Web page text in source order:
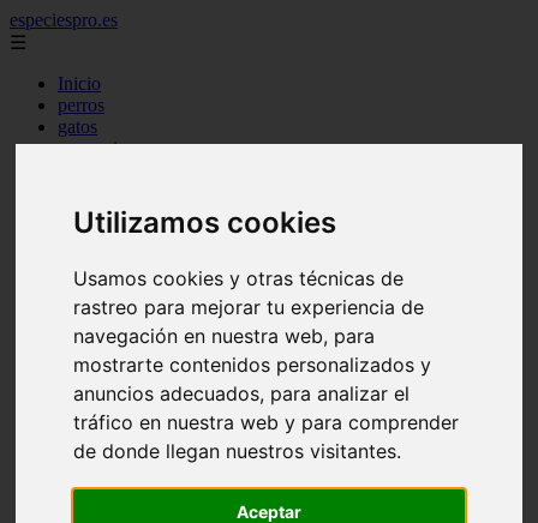
Utilizamos cookies
Usamos cookies y otras técnicas de
rastreo para mejorar tu experiencia de
navegación en nuestra web, para
mostrarte contenidos personalizados y
anuncios adecuados, para analizar el
tráfico en nuestra web y para comprender
de donde llegan nuestros visitantes.
Aceptar
especiespro.es
☰
Inicio
perros
gatos
comercio
acuarios
salud
ventas
mantenimiento
aves
marketing
bienestar
peque os mam feros
verano
legislaci n
peluquer a
peluquer a canina